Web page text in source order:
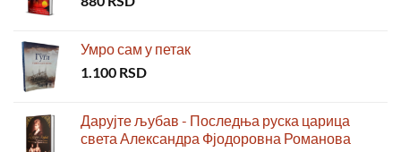
Умро сам у петак
1.100 RSD
Дарујте љубав - Последња руска царица
света Александра Фјодоровна Романова